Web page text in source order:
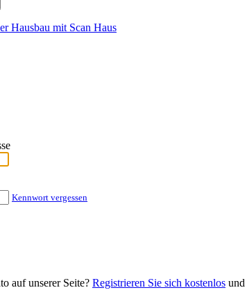
Hausbau mit Scan Haus
Kennwort vergessen
auf unserer Seite? Registrieren Sie sich kostenlos und